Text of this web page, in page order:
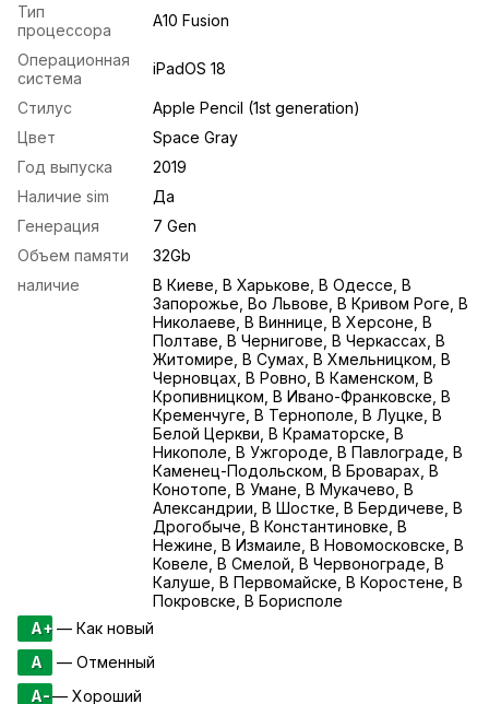
Тип
процессора
A10 Fusion
Операционная
система
iPadOS 18
Стилус
Apple Pencil (1st generation)
Цвет
Space Gray
Год выпуска
2019
Наличие sim
Да
Генерация
7 Gen
Объем памяти
32Gb
наличие
В Киеве, В Харькове, В Одессе, В
Запорожье, Во Львове, В Кривом Роге, В
Николаеве, В Виннице, В Херсоне, В
Полтаве, В Чернигове, В Черкассах, В
Житомире, В Сумах, В Хмельницком, В
Черновцах, В Ровно, В Каменском, В
Кропивницком, В Ивано-Франковске, В
Кременчуге, В Тернополе, В Луцке, В
Белой Церкви, В Краматорске, В
Никополе, В Ужгороде, В Павлограде, В
Каменец-Подольском, В Броварах, В
Конотопе, В Умане, В Мукачево, В
Александрии, В Шостке, В Бердичеве, В
Дрогобыче, В Константиновке, В
Нежине, В Измаиле, В Новомосковске, В
Ковеле, В Смелой, В Червонограде, В
Калуше, В Первомайске, В Коростене, В
Покровске, В Борисполе
A+— Как новый
A
— Отменный
A-— Хороший